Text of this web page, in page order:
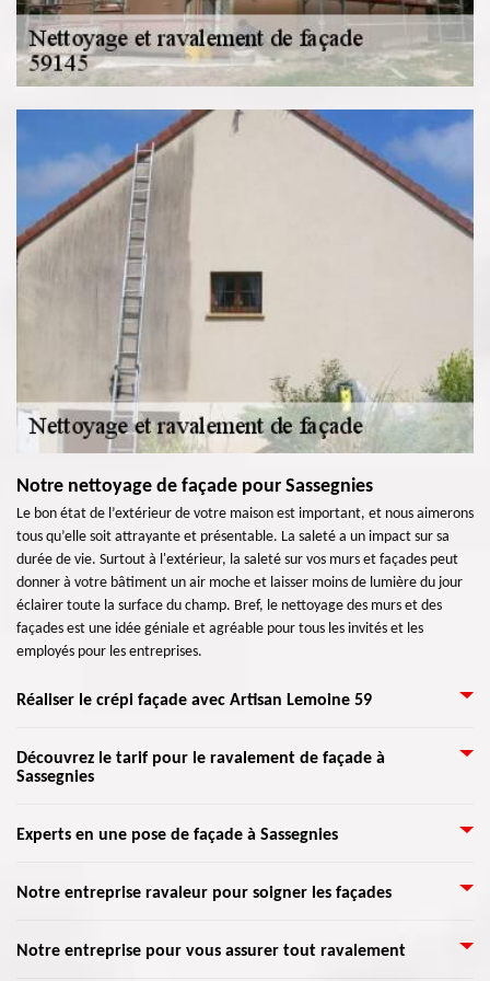
Notre nettoyage de façade pour Sassegnies
Le bon état de l’extérieur de votre maison est important, et nous aimerons
tous qu’elle soit attrayante et présentable. La saleté a un impact sur sa
durée de vie. Surtout à l'extérieur, la saleté sur vos murs et façades peut
donner à votre bâtiment un air moche et laisser moins de lumière du jour
éclairer toute la surface du champ. Bref, le nettoyage des murs et des
façades est une idée géniale et agréable pour tous les invités et les
employés pour les entreprises.
Réaliser le crépi façade avec Artisan Lemoine 59
La raison d’appliquer du crépi sur une façade, aussi connue sous le nom
« enduit », est qu’il permet de décorer les murs extérieurs de toute
l’endroit où se place votre demeure. Le crépi est granuleux qu’il doit être
mixé avec une substance qui permet d’avoir une pâte. Nous l’appliquerons
obtiendrez une maison rajeunie, comme au début grâce au crépi.
Découvrez le tarif pour le ravalement de façade à
Sassegnies
Désirez-vous réaliser un ravalement de votre façade ? Vous ne savez pas
Vous pouvez bénéficier de leurs offres au moment où vous le souhaiterez.
spécifiquement pour satisfaire les besoins des clients, et accomplir leurs
Experts en une pose de façade à Sassegnies
Malgré la détérioration de votre façade face à une mauvaise saison,
travail dans ce domaine. De plus, client} propose des services de qualités à
Notre entreprise ravaleur pour soigner les façades
Nos artisans sont en mesure de bien s’occuper de tous types de façade. Ils
Notre entreprise pour vous assurer tout ravalement